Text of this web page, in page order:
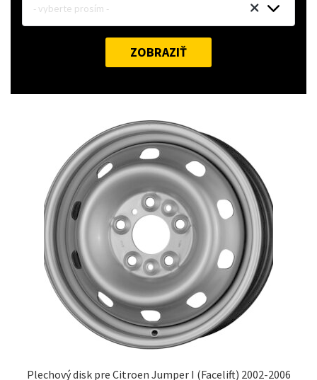
- vyberte prosím -
ZOBRAZIŤ
Plechový disk pre Citroen Jumper I (Facelift) 2002-2006